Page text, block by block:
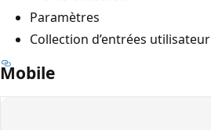
Paramètres
Collection d’entrées utilisateur
Mobile